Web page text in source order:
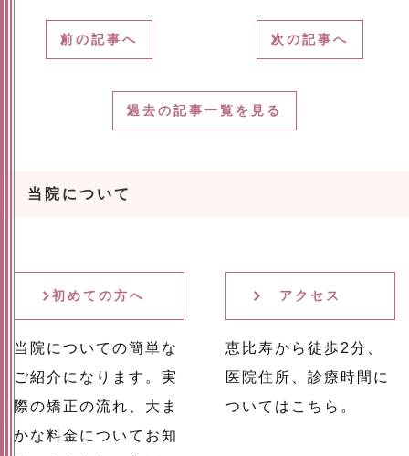
前の記事へ 次の記事へ
過去の記事一覧を見る
当院について
初めての方へ
当院についての簡単な
ご紹介になります。実
際の矯正の流れ、大ま
かな料金についてお知
アクセス
恵比寿から徒歩2分、
医院住所、診療時間に
ついてはこちら。